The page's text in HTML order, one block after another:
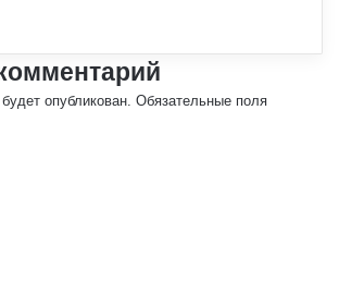
опубликован. Обязательные поля